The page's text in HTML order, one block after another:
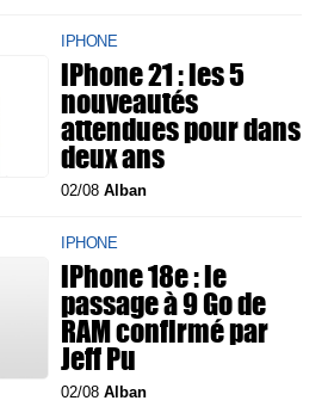
IPHONE
iPhone 21 : les 5
nouveautés
attendues pour dans
deux ans
02/08Alban
IPHONE
iPhone 18e : le
passage à 9 Go de
RAM confirmé par
Jeff Pu
02/08Alban